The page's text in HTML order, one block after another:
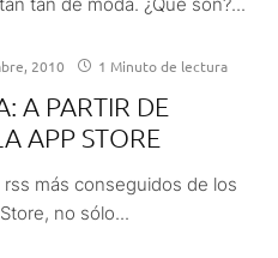
2010 1 Minuto de lectura
A PARTIR DE
APP STORE
más conseguidos de los
no sólo...